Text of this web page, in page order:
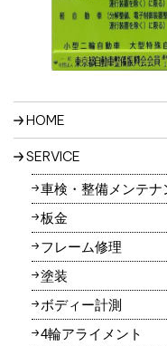
ー認証、ユーザー設
サービスの提供、維
(2) ユーザーのトラ
(3) 広告の配信、表示
応のため
(5) 本サービスに関す
「規約等」といいま
のため
(6) 本サービスに関す
め
3.通知・公表また
方法
3-1 以下の利用者情
前にユーザーの同意
・位置情報
HOME
SERVICE
車検・整備メンテナ
板金
フレーム修理
塗装
ボディー計測
4輪アライメント